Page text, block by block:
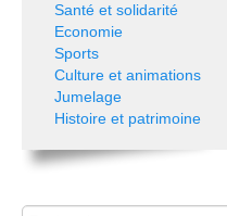
Santé et solidarité
Economie
Sports
Culture et animations
Jumelage
Histoire et patrimoine
Rechercher